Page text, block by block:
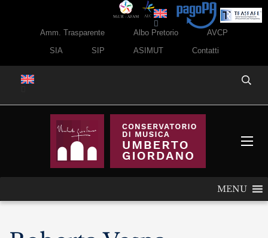
Amm. Trasparente Albo Pretorio
AVCP
SIA
SIP ASIMUT Contatti
MENU